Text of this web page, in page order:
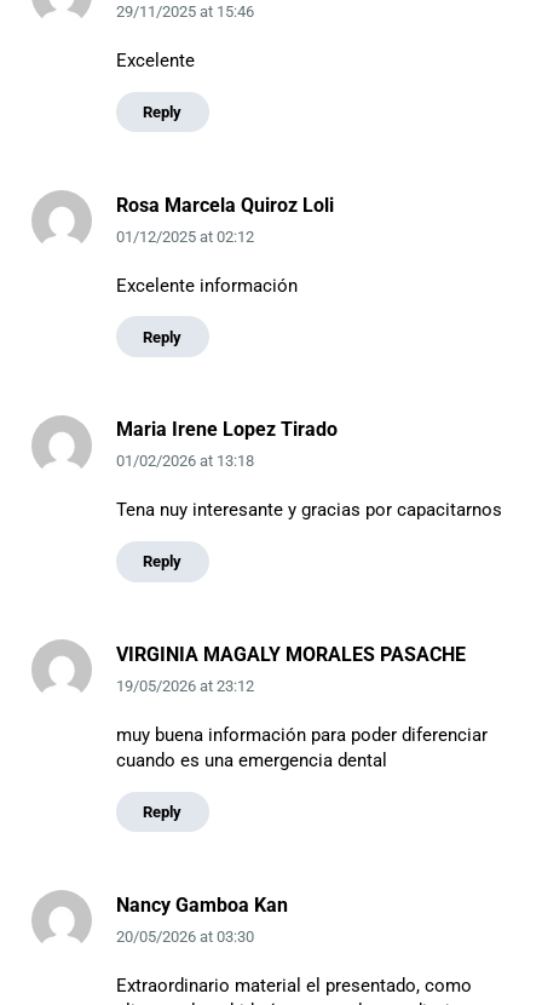
29/11/2025at 15:46
Excelente
Reply
Rosa Marcela Quiroz Loli
01/12/2025at 02:12
Excelente información
Reply
Maria Irene Lopez Tirado
01/02/2026at 13:18
Tena nuy interesante y gracias por capacitarnos
Reply
VIRGINIA MAGALY MORALES PASACHE
19/05/2026at 23:12
muy buena información para poder diferenciar
cuando es una emergencia dental
Reply
Nancy Gamboa Kan
20/05/2026at 03:30
Extraordinario material el presentado, como